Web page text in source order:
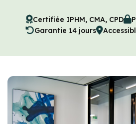
Certifiée IPHM, CMA, CPD
Garantie 14 jours